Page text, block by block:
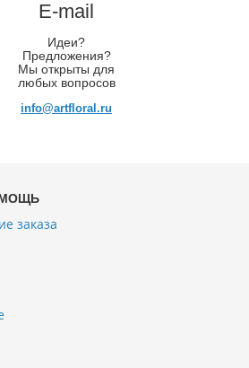
E-mail
Идеи?
Предложения?
Мы открыты для
любых вопросов
info@artfloral.ru
заказа